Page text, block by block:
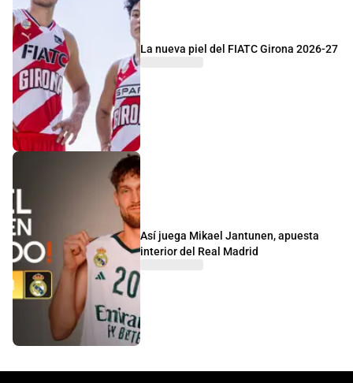
La nueva piel del FIATC Girona 2026-27
Así juega Mikael Jantunen, apuesta
interior del Real Madrid